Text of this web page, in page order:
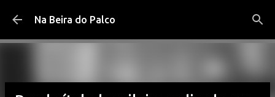
Pular para o conteúdo principal
Na Beira do Palco